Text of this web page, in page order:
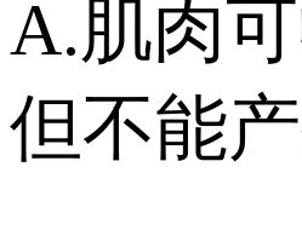
A.肌肉可
但不能